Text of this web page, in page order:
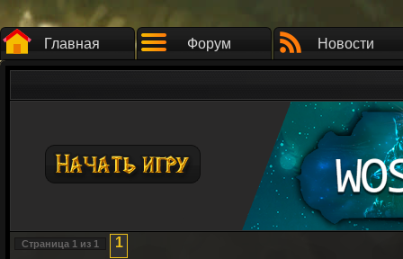
Главная Форум Новости
Страница 1 из 1 1